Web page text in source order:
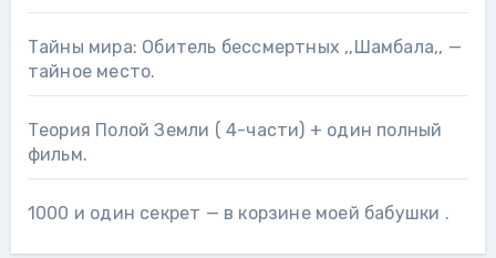
Тайны мира: Обитель бессмертных ,,Шамбала,, —
тайное место.
Теория Полой Земли ( 4-части) + один полный
фильм.
1000 и один секрет — в корзине моей бабушки .